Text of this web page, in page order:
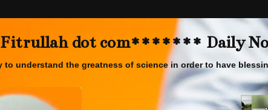
dot com******* Daily
understand the greatness of science in order to have